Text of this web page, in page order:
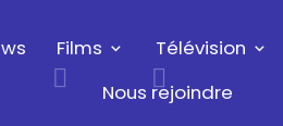
Films Télévision
Nous rejoindre